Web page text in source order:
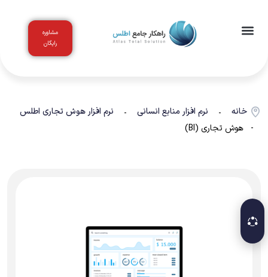
مشاوره
رایگان
خانه - نرم افزار منابع انسانی -
نرم افزار هوش تجاری اطلس
- هوش تجاری (BI)